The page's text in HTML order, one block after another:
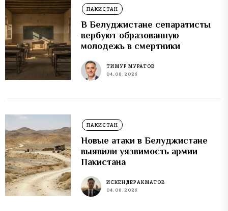
ПАКИСТАН
В Белуджистане сепаратисты
вербуют образованную
молодежь в смертники
ТИМУР МУРАТОВ
04.08.2026
ПАКИСТАН
Новые атаки в Белуджистане
выявили уязвимость армии
Пакистана
ИСКЕНДЕР АКМАТОВ
04.08.2026